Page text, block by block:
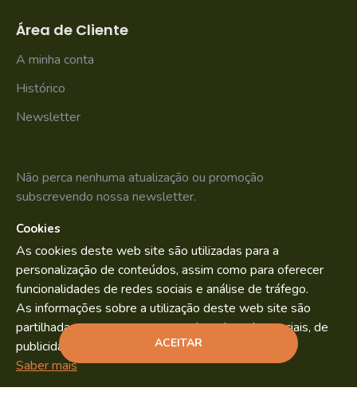
ADICIONAR
Área de Cliente
A minha conta
Histórico
Newsletter
Não perca nenhuma atualização ou promoção
subscrevendo nossa newsletter.
Li e aceito osPolítica de Privacidade
Copyright © 2022. ByBild.pt
ACEITAR
Cookies
As cookies deste web site são utilizadas para a
personalização de conteúdos, assim como para oferecer
funcionalidades de redes sociais e análise de tráfego.
As informações sobre a utilização deste web site são
partilhadas com os nossos parceiros de redes sociais, de
publicidade e análise.
Saber mais